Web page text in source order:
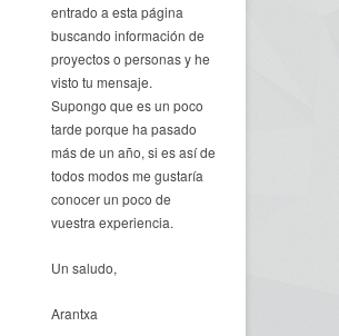
entrado a esta página
buscando información de
proyectos o personas y he
visto tu mensaje.
Supongo que es un poco
tarde porque ha pasado
más de un año, si es así de
todos modos me gustaría
conocer un poco de
vuestra experiencia.
Un saludo,
Arantxa